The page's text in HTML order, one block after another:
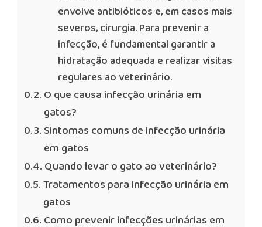
envolve antibióticos e, em casos mais
severos, cirurgia. Para prevenir a
infecção, é fundamental garantir a
hidratação adequada e realizar visitas
regulares ao veterinário.
O que causa infecção urinária em
gatos?
Sintomas comuns de infecção urinária
em gatos
Quando levar o gato ao veterinário?
Tratamentos para infecção urinária em
gatos
Como prevenir infecções urinárias em